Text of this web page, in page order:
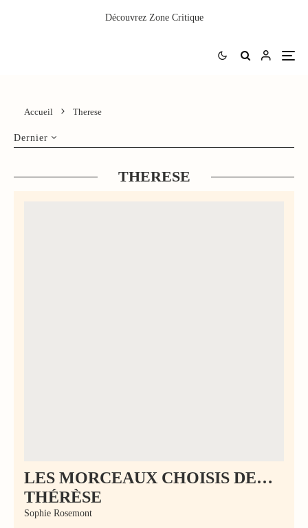
Découvrez Zone Critique
Accueil Therese
Dernier
THERESE
LES MORCEAUX CHOISIS DE…
THÉRÈSE
Sophie Rosemont